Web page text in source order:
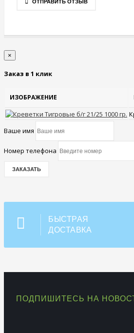
ОТПРАВИТЬ ОТЗЫВ
×
Заказ в 1 клик
ИЗОБРАЖЕНИЕ
Ваше имя
Номер телефона
БЫСТРАЯ
ДОСТАВКА
ПОДПИШИТЕСЬ НА